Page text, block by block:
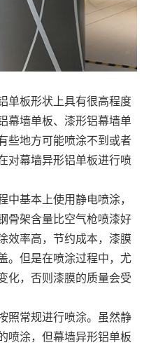
单板形状上具有很高程度
幕墙单板、漆形铝幕墙单
些地方可能喷涂不到或者
对幕墙异形铝单板进行喷
中基本上使用静电喷涂，
骨架含量比空气枪喷漆好
效率高，节约成本，漆膜
。但是在喷涂过程中，尤
化，否则漆膜的质量会受
照常规进行喷涂。虽然静
喷涂，但幕墙异形铝单板